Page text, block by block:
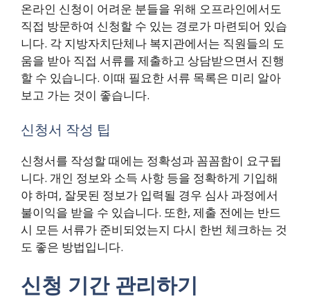
온라인 신청이 어려운 분들을 위해 오프라인에서도
직접 방문하여 신청할 수 있는 경로가 마련되어 있습
니다. 각 지방자치단체나 복지관에서는 직원들의 도
움을 받아 직접 서류를 제출하고 상담받으면서 진행
할 수 있습니다. 이때 필요한 서류 목록은 미리 알아
보고 가는 것이 좋습니다.
신청서 작성 팁
신청서를 작성할 때에는 정확성과 꼼꼼함이 요구됩
니다. 개인 정보와 소득 사항 등을 정확하게 기입해
야 하며, 잘못된 정보가 입력될 경우 심사 과정에서
불이익을 받을 수 있습니다. 또한, 제출 전에는 반드
시 모든 서류가 준비되었는지 다시 한번 체크하는 것
도 좋은 방법입니다.
신청 기간 관리하기